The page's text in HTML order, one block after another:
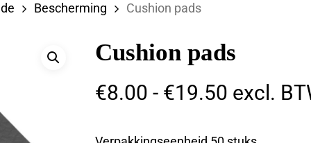
Bescherming Cushion pads
Cushion pads
€8.00 - €19.50
tot
excl.